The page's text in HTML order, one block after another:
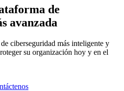
de
avanzada
ciberseguridad más inteligente y
su organización hoy y en el